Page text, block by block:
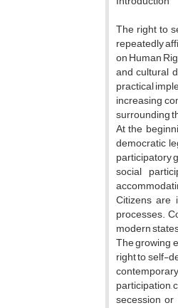
The right to
repeatedly
on Human
and cultural
practical
increasing
surrounding
At the
democratic
participatory
social
Citizens are
processes.
modern
The growing
right to self-
participation,
secession